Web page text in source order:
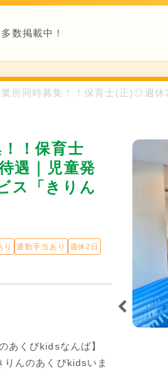
数掲載中！
所同時募集！！保育士(正)◎週
！保育士
遇｜児童発
ス「きりん
り 通勤手当あり
週休2日
くびkidsなんば】
んのあくびkidsいま